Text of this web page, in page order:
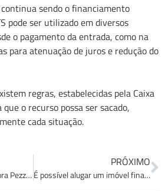
sendo o financiamento
pode ser utilizado em diversos
o pagamento da entrada, como na
para atenuação de juros e redução do
regras, estabelecidas pela Caixa
o recurso possa ser sacado,
cada situação.
O Protagonismo de Débora Pezzotti e sua participação no Congresso Imobiliário como palestrante
PRÓXIMO
É possível alugar um imóvel financiado?